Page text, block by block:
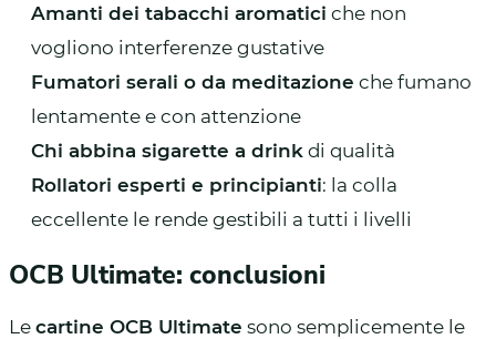
Amanti dei tabacchi aromatici che non
vogliono interferenze gustative
Fumatori serali o da meditazione che fumano
lentamente e con attenzione
Chi abbina sigarette a drink di qualità
Rollatori esperti e principianti: la colla
eccellente le rende gestibili a tutti i livelli
OCB Ultimate: conclusioni
Le cartine OCB Ultimate sono semplicemente le